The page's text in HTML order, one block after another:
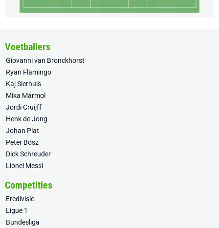
Voetballers
Giovanni van Bronckhorst
Ryan Flamingo
Kaj Sierhuis
Mika Mármol
Jordi Cruijff
Henk de Jong
Johan Plat
Peter Bosz
Dick Schreuder
Lionel Messi
Competities
Eredivisie
Ligue 1
Bundesliga